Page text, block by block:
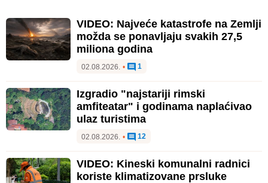
VIDEO: Najveće katastrofe na Zemlji
možda se ponavljaju svakih 27,5
miliona godina
02.08.2026. • 1
Izgradio "najstariji rimski
amfiteatar" i godinama naplaćivao
ulaz turistima
02.08.2026. • 12
VIDEO: Kineski komunalni radnici
koriste klimatizovane prsluke